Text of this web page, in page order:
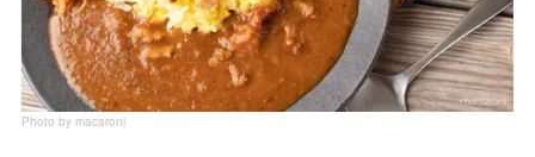
Photo by macaroni